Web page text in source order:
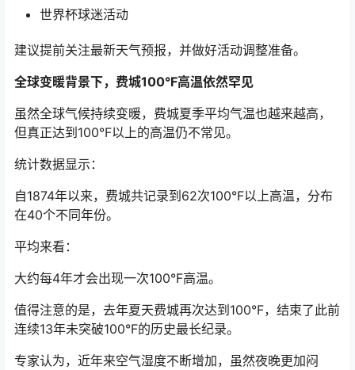
世界杯球迷活动
建议提前关注最新天气预报，并做好活动调整准备。
全球变暖背景下，费城100°F高温依然罕见
虽然全球气候持续变暖，费城夏季平均气温也越来越高，
但真正达到100°F以上的高温仍不常见。
统计数据显示：
自1874年以来，费城共记录到62次100°F以上高温，分布
在40个不同年份。
平均来看：
大约每4年才会出现一次100°F高温。
值得注意的是，去年夏天费城再次达到100°F，结束了此前
连续13年未突破100°F的历史最长纪录。
专家认为，近年来空气湿度不断增加，虽然夜晚更加闷